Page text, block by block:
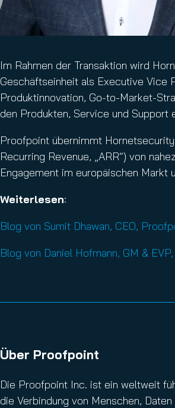
Im Rahmen der Transaktion wird
Geschäftseinheit als Executive Vice
Produktinnovation, Go-to-Market-
den Produkten, Service und
Proofpoint übernimmt
Recurring Revenue, „ARR“) von
Engagement im europäischen
Weiterlesen:
Blog von Sumit Dhawan, CEO,
Blog von Daniel Hofmann, GM &
Über Proofpoint
Die Proofpoint Inc. ist ein weltweit
die Verbindung von Menschen,